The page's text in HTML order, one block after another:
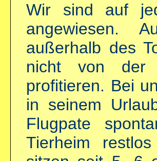
Wir sind auf
angewiesen.
außerhalb des
nicht von der
profitieren. Bei
in seinem
Flugpate
Tierheim